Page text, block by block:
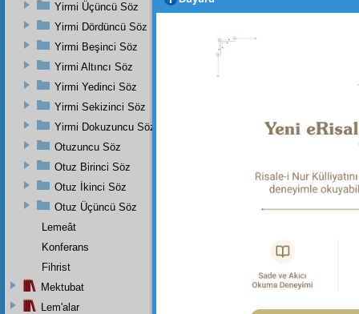
الْمُؤْمِنِ "Ben göklere ve yere sığmam, fakat mü'min kulumun kalbine sığarım." El-Aclûnî,
Yirmi Üçüncü Söz
Yirmi Dördüncü Söz
Yirmi Beşinci Söz
Yirmi Altıncı Söz
Yirmi Yedinci Söz
Yirmi Sekizinci Söz
Yirmi Dokuzuncu Söz
Otuzuncu Söz
Otuz Birinci Söz
Otuz İkinci Söz
Otuz Üçüncü Söz
Lemeât
Konferans
Fihrist
Mektubat
Lem'alar